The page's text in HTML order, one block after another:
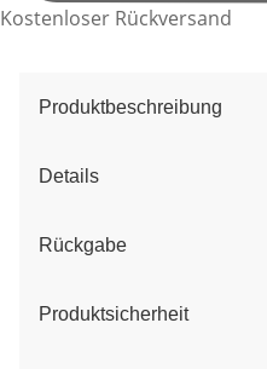
Kostenloser Rückversand
Produktbeschreibung
Details
Rückgabe
Produktsicherheit